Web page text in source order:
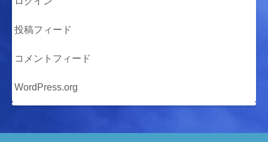
投稿フィード
コメントフィード
WordPress.org